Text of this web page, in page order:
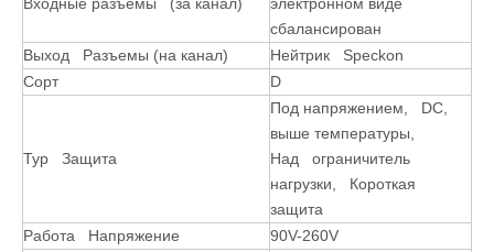
сбалансирован
Выход Разъемы (на канал)
Нейтрик Speckon
Сорт
D
Тур Защита
Под напряжением, DC,
выше температуры,
Над ограничитель
нагрузки, Короткая
защита
Работа Напряжение
90V-260V